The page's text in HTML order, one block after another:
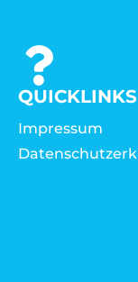
QUICKLINKS
Impressum